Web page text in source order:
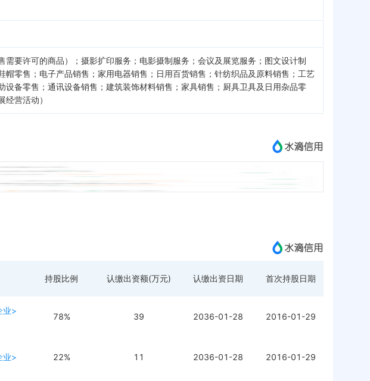
要许可的商品）；摄影扩印服务；电影摄制服务；会议及展览服务；图文设计制
零售；电子产品销售；家用电器销售；日用百货销售；针纺织品及原料销售；工艺
备零售；通讯设备销售；建筑装饰材料销售；家具销售；厨具卫具及日用杂品零
营活动）
持股比例 认缴出资额(万元) 认缴出资日期 首次持股日期
业>
78% 39 2036-01-28 2016-01-29
业> 22% 11 2036-01-28 2016-01-29